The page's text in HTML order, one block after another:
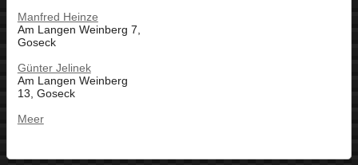
Manfred Heinze
Am Langen Weinberg 7,
Goseck
Günter Jelinek
Am Langen Weinberg
13, Goseck
Meer